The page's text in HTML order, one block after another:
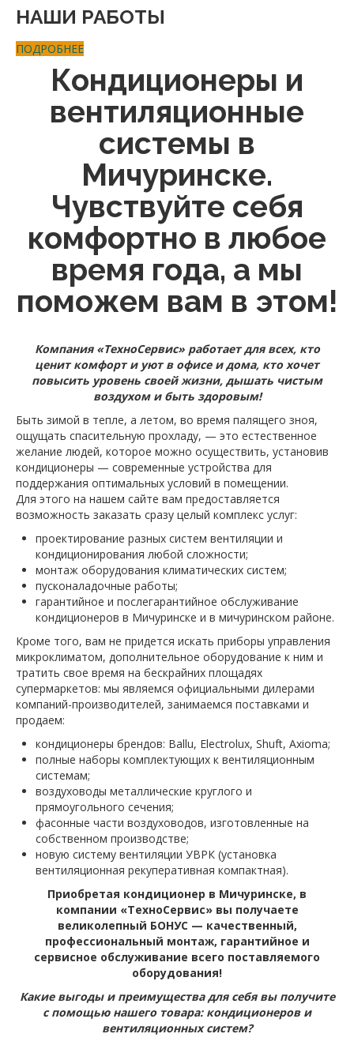
НАШИ РАБОТЫ
ПОДРОБНЕЕ
Кондиционеры и
вентиляционные
системы в
Мичуринске.
Чувствуйте себя
комфортно в любое
время года, а мы
поможем вам в этом!
Компания «ТехноCервис» работает для всех, кто
ценит комфорт и уют в офисе и дома, кто хочет
повысить уровень своей жизни, дышать чистым
воздухом и быть здоровым!
Быть зимой в тепле, а летом, во время палящего зноя,
ощущать спасительную прохладу, — это естественное
желание людей, которое можно осуществить, установив
кондиционеры — современные устройства для
поддержания оптимальных условий в помещении.
Для этого на нашем сайте вам предоставляется
возможность заказать сразу целый комплекс услуг:
проектирование разных систем вентиляции и
кондиционирования любой сложности;
монтаж оборудования климатических систем;
пусконаладочные работы;
гарантийное и послегарантийное обслуживание
кондиционеров в Мичуринске и в мичуринском районе.
Кроме того, вам не придется искать приборы управления
микроклиматом, дополнительное оборудование к ним и
тратить свое время на бескрайних площадях
супермаркетов: мы являемся официальными дилерами
компаний-производителей, занимаемся поставками и
продаем:
кондиционеры брендов: Ballu, Electrolux, Shuft, Axioma;
полные наборы комплектующих к вентиляционным
системам;
воздуховоды металлические круглого и
прямоугольного сечения;
фасонные части воздуховодов, изготовленные на
собственном производстве;
новую систему вентиляции УВРК (установка
вентиляционная рекуперативная компактная).
Приобретая кондиционер в Мичуринске, в
компании «ТехноCервис» вы получаете
великолепный БОНУС — качественный,
профессиональный монтаж, гарантийное и
сервисное обслуживание всего поставляемого
оборудования!
Какие выгоды и преимущества для себя вы получите
с помощью нашего товара: кондиционеров и
вентиляционных систем?